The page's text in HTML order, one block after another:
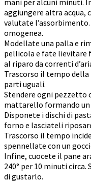
aggiungere altra acqua,
valutate
omogenea.
Modellate una palla e
pellicola e fate lievitare
al riparo da correnti
Trascorso il tempo
parti uguali.
Stendere ogni pezzetto
mattarello formando un
Disponete i dischi di
forno e lasciateli
Trascorso il tempo
spennellate con un
Infine, cuocete il pane
240° per 10 minuti
di gustarlo.